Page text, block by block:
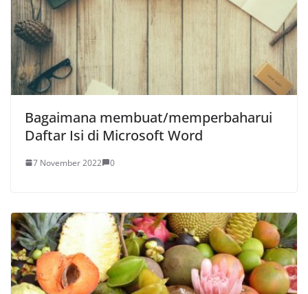
Bagaimana membuat/memperbaharui
Daftar Isi di Microsoft Word
7 November 2022 0